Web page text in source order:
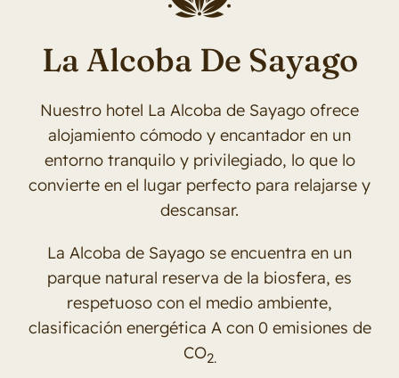
La Alcoba De Sayago
Nuestro hotel La Alcoba de Sayago ofrece
alojamiento cómodo y encantador en un
entorno tranquilo y privilegiado, lo que lo
convierte en el lugar perfecto para relajarse y
descansar.
La Alcoba de Sayago se encuentra en un
parque natural reserva de la biosfera, es
respetuoso con el medio ambiente,
clasificación energética A con 0 emisiones de
CO2.